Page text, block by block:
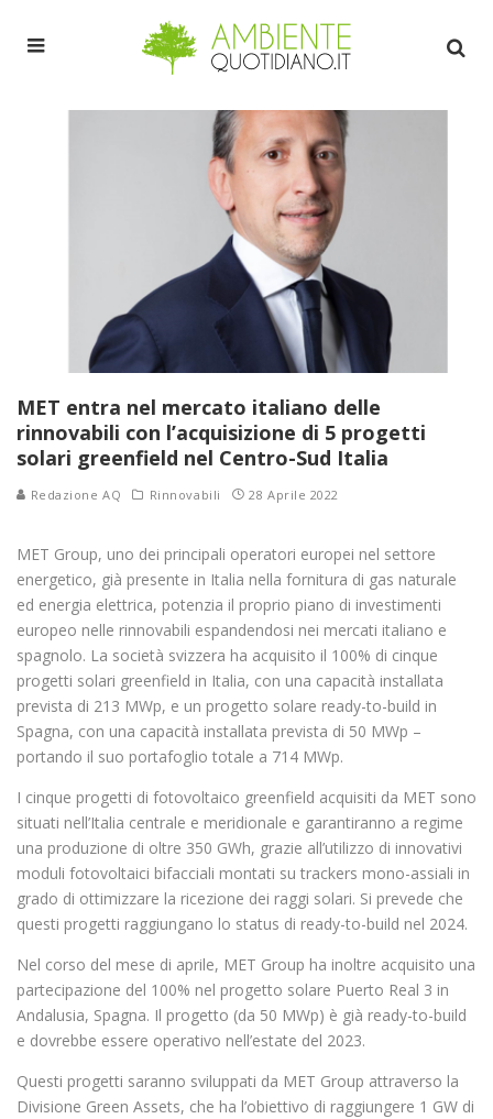
MET entra nel mercato italiano delle
rinnovabili con l’acquisizione di 5 progetti
solari greenfield nel Centro-Sud Italia
Redazione AQ Rinnovabili 28 Aprile 2022
MET Group, uno dei principali operatori europei nel settore
energetico, già presente in Italia nella fornitura di gas naturale
ed energia elettrica, potenzia il proprio piano di investimenti
europeo nelle rinnovabili espandendosi nei mercati italiano e
spagnolo. La società svizzera ha acquisito il 100% di cinque
progetti solari greenfield in Italia, con una capacità installata
prevista di 213 MWp, e un progetto solare ready-to-build in
Spagna, con una capacità installata prevista di 50 MWp –
portando il suo portafoglio totale a 714 MWp.
I cinque progetti di fotovoltaico greenfield acquisiti da MET sono
situati nell’Italia centrale e meridionale e garantiranno a regime
una produzione di oltre 350 GWh, grazie all’utilizzo di innovativi
moduli fotovoltaici bifacciali montati su trackers mono-assiali in
grado di ottimizzare la ricezione dei raggi solari. Si prevede che
questi progetti raggiungano lo status di ready-to-build nel 2024.
Nel corso del mese di aprile, MET Group ha inoltre acquisito una
partecipazione del 100% nel progetto solare Puerto Real 3 in
Andalusia, Spagna. Il progetto (da 50 MWp) è già ready-to-build
e dovrebbe essere operativo nell’estate del 2023.
Questi progetti saranno sviluppati da MET Group attraverso la
Divisione Green Assets, che ha l’obiettivo di raggiungere 1 GW di